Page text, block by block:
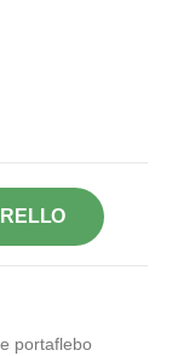
portaflebo